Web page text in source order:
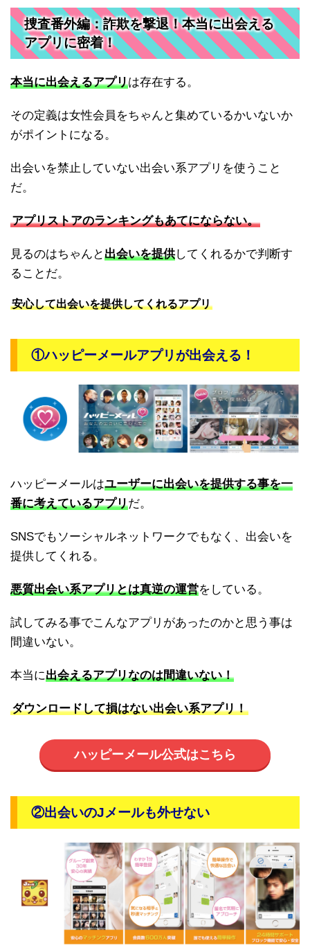
捜査番外編：詐欺を撃退！本当に出会える
アプリに密着！
本当に出会えるアプリは存在する。
その定義は女性会員をちゃんと集めているかいないか
がポイントになる。
出会いを禁止していない出会い系アプリを使うこと
だ。
アプリストアのランキングもあてにならない。
見るのはちゃんと出会いを提供してくれるかで判断す
ることだ。
安心して出会いを提供してくれるアプリ
①ハッピーメールアプリが出会える！
ハッピーメールはユーザーに出会いを提供する事を一
番に考えているアプリだ。
SNSでもソーシャルネットワークでもなく、出会いを
提供してくれる。
悪質出会い系アプリとは真逆の運営をしている。
試してみる事でこんなアプリがあったのかと思う事は
間違いない。
本当に出会えるアプリなのは間違いない！
ダウンロードして損はない出会い系アプリ！
ハッピーメール公式はこちら
②出会いのJメールも外せない